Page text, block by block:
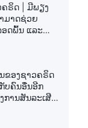
ຣະເຈົ້າ: ການ
ຣະເຈົ້າ: ການ
ຄຣິດ | ມີພຽງ
ມາດຊ່ວຍ
ດພົ້ນ ແລະ
ຂອງຊາວຄຣິດ
ບຄົນອື່ນອີກ
ການສັນລະເສີນ